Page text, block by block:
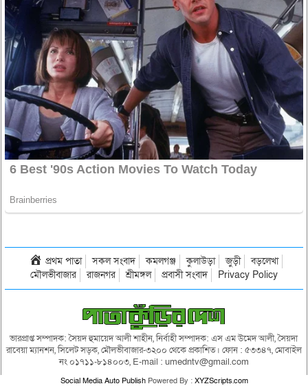
প্রথম পাতা সকল সংবাদ কমলগঞ্জ কুলাউড়া জুড়ী
বড়লেখা
মৌলভীবাজার
রাজনগর শ্রীমঙ্গল প্রবাসী সংবাদ Privacy Policy
ভারপ্রাপ্ত সম্পাদক: সৈয়দ হুমায়েদ আলী শাহীন, নির্বাহী সম্পাদক: এস এম উমেদ আলী, সৈয়দা
রাবেয়া ম্যানশন, সিলেট সড়ক, মৌলভীবাজার-৩২০০ থেকে প্রকাশিত। ফোন : ৫৩৩৪৭, মোবাইল
নং ০১৭১১-৮১৪০০৩, E-mail : umedntv@gmail.com
Social Media Auto PublishPowered By : XYZScripts.com